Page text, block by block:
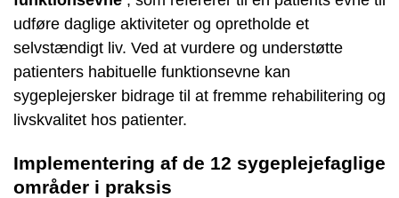
udføre daglige aktiviteter og opretholde et
selvstændigt liv. Ved at vurdere og understøtte
patienters habituelle funktionsevne kan
sygeplejersker bidrage til at fremme rehabilitering og
livskvalitet hos patienter.
Implementering af de 12 sygeplejefaglige
områder i praksis